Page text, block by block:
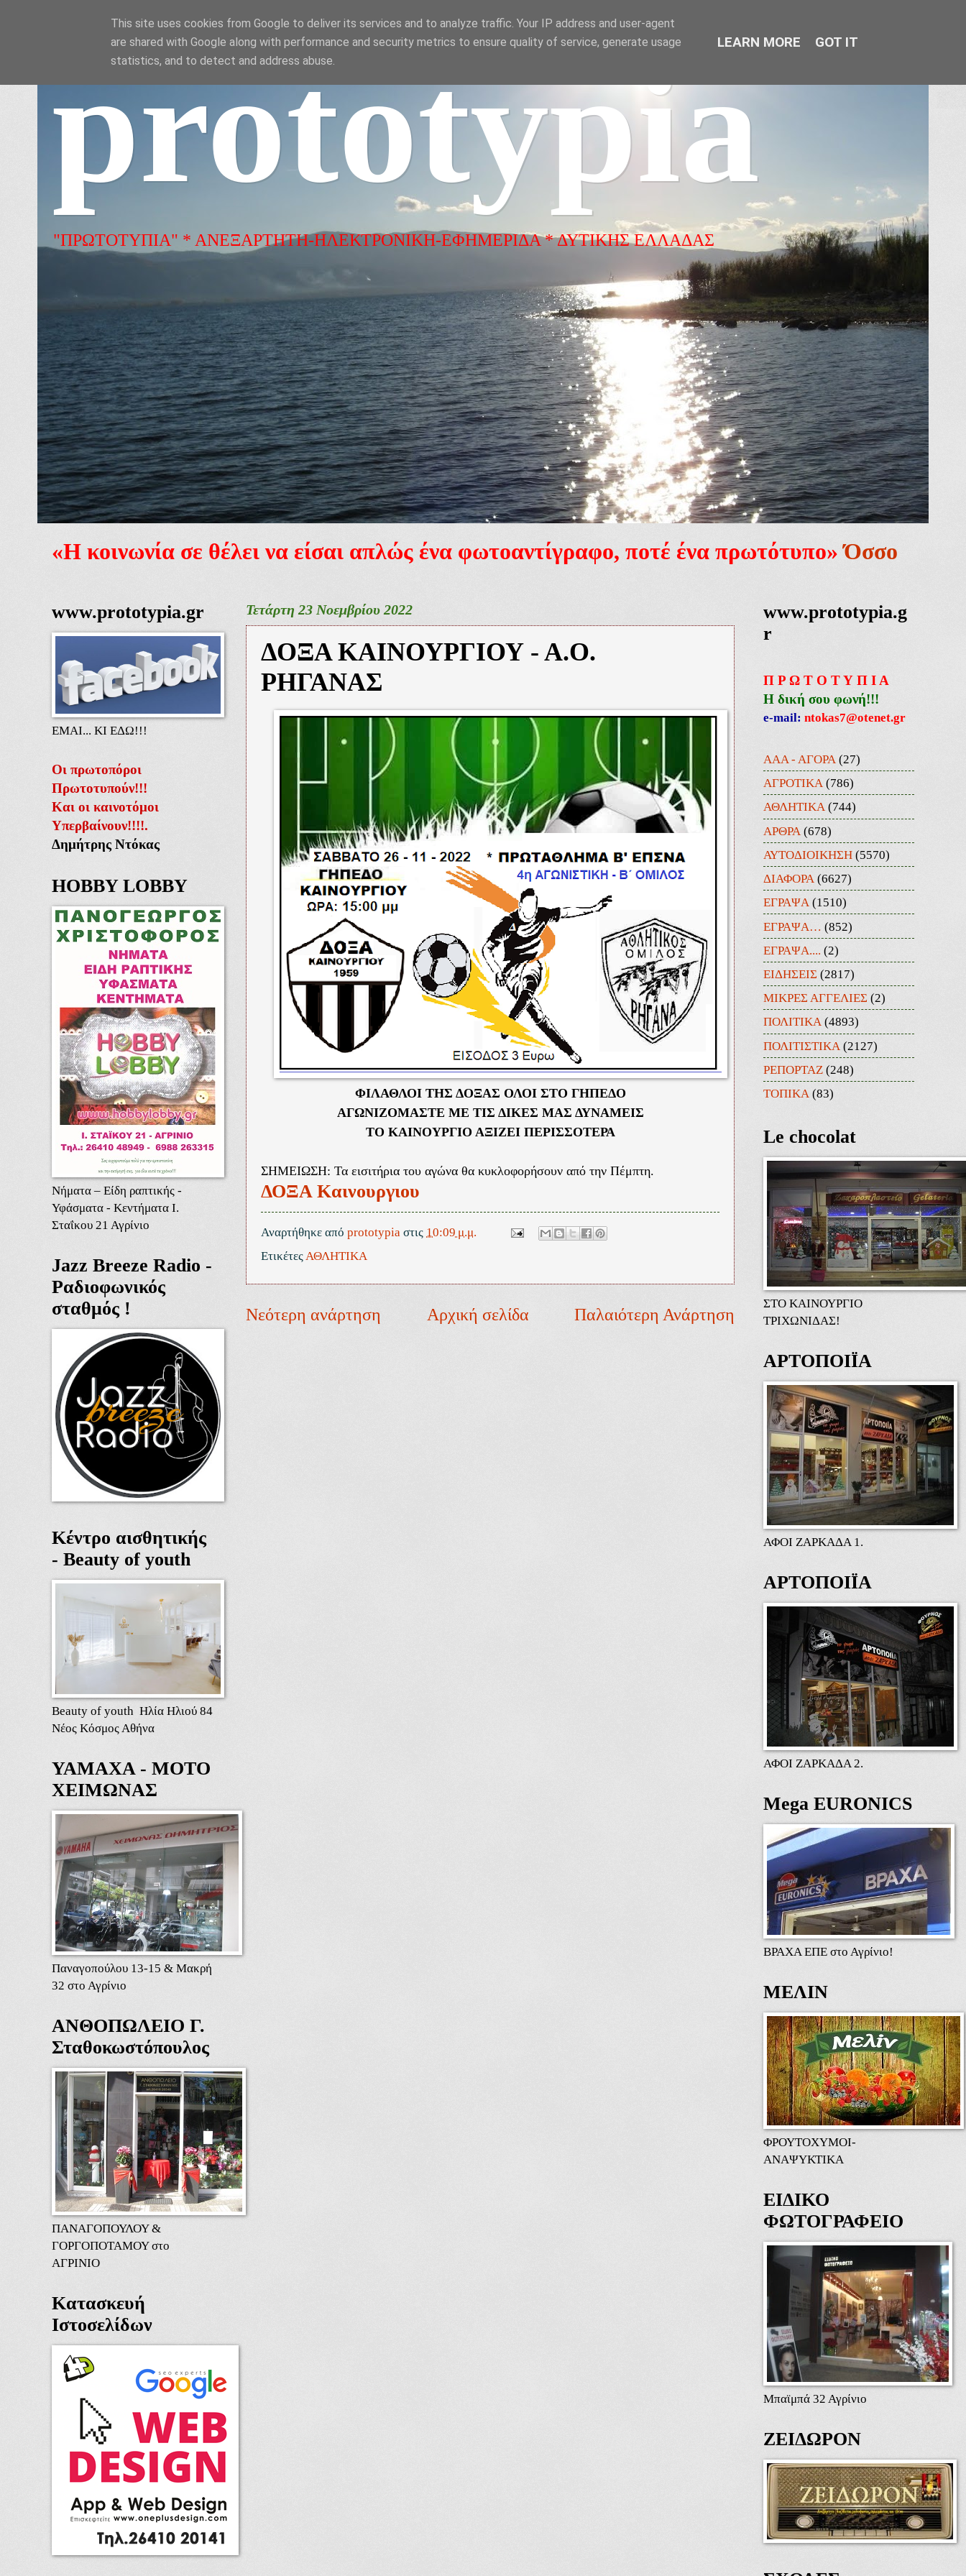
prototypia
"ΠΡΩΤΟΤΥΠΙΑ" * ΑΝΕΞΑΡΤΗΤΗ-ΗΛΕΚΤΡΟΝΙΚΗ-ΕΦΗΜΕΡΙΔΑ * ΔΥΤΙΚΗΣ ΕΛΛΑΔΑΣ
«Η κοινωνία σε θέλει να είσαι απλώς ένα φωτοαντίγραφο, ποτέ ένα πρωτότυπο» Όσσο
Τετάρτη 23 Νοεμβρίου 2022
ΔΟΞΑ ΚΑΙΝΟΥΡΓΙΟΥ - Α.Ο.
ΡΗΓΑΝΑΣ
ΦΙΛΑΘΛΟΙ ΤΗΣ ΔΟΞΑΣ ΟΛΟΙ ΣΤΟ ΓΗΠΕΔΟ
ΑΓΩΝΙΖΟΜΑΣΤΕ ΜΕ ΤΙΣ ΔΙΚΕΣ ΜΑΣ ΔΥΝΑΜΕΙΣ
ΤΟ ΚΑΙΝΟΥΡΓΙΟ ΑΞΙΖΕΙ ΠΕΡΙΣΣΟΤΕΡΑ
ΣΗΜΕΙΩΣΗ: Τα εισιτήρια του αγώνα θα κυκλοφορήσουν από την Πέμπτη.
ΔΟΞΑ Καινουργιου
Αναρτήθηκε από prototypia στις 10:09 μ.μ.
ΕτικέτεςΑΘΛΗΤΙΚΑ
Νεότερη ανάρτηση Παλαιότερη Ανάρτηση
Αρχική σελίδα
www.prototypia.gr
ΕΜΑΙ... ΚΙ ΕΔΩ!!!
Οι πρωτοπόροι
Πρωτοτυπούν!!!
Και οι καινοτόμοι
Υπερβαίνουν!!!!.
Δημήτρης Ντόκας
HOBBY LOBBY
Νήματα – Είδη ραπτικής -
Υφάσματα - Κεντήματα Ι.
Σταΐκου 21 Αγρίνιο
Jazz Breeze Radio -
Ραδιοφωνικός
σταθμός !
Κέντρο αισθητικής
- Beauty of youth
Beauty of youth Ηλία Ηλιού 84
Νέος Κόσμος Αθήνα
ΥΑΜΑΧΑ - ΜΟΤΟ
ΧΕΙΜΩΝΑΣ
Παναγοπούλου 13-15 & Μακρή
32 στο Αγρίνιο
ΑΝΘΟΠΩΛΕΙΟ Γ.
Σταθοκωστόπουλος
ΠΑΝΑΓΟΠΟΥΛΟΥ &
ΓΟΡΓΟΠΟΤΑΜΟΥ στο
ΑΓΡΙΝΙΟ
Κατασκευή
Ιστοσελίδων
www.prototypia.g
r
Π Ρ Ω Τ Ο Τ Υ Π Ι Α
Η δική σου φωνή!!!
e-mail: ntokas7@otenet.gr
ΑΑΑ - ΑΓΟΡΑ (27)
ΑΓΡΟΤΙΚΑ (786)
ΑΘΛΗΤΙΚΑ (744)
ΑΡΘΡΑ (678)
ΑΥΤΟΔΙΟΙΚΗΣΗ (5570)
ΔΙΑΦΟΡΑ (6627)
ΕΓΡΑΨΑ (1510)
ΕΓΡΑΨΑ… (852)
ΕΓΡΑΨΑ.... (2)
ΕΙΔΗΣΕΙΣ (2817)
ΜΙΚΡΕΣ ΑΓΓΕΛΙΕΣ (2)
ΠΟΛΙΤΙΚΑ (4893)
ΠΟΛΙΤΙΣΤΙΚΑ (2127)
ΡΕΠΟΡΤΑΖ (248)
ΤΟΠΙΚΑ (83)
Le chocolat
ΣΤΟ ΚΑΙΝΟΥΡΓΙΟ
ΤΡΙΧΩΝΙΔΑΣ!
ΑΡΤΟΠΟΙΪΑ
ΑΦΟΙ ΖΑΡΚΑΔΑ 1.
ΑΡΤΟΠΟΙΪΑ
ΑΦΟΙ ΖΑΡΚΑΔΑ 2.
Mega EURONICS
ΒΡΑΧΑ ΕΠΕ στο Αγρίνιο!
ΜΕΛΙΝ
ΦΡΟΥΤΟΧΥΜΟΙ-
ΑΝΑΨΥΚΤΙΚΑ
ΕΙΔΙΚΟ
ΦΩΤΟΓΡΑΦΕΙΟ
Μπαϊμπά 32 Αγρίνιο
ΖΕΙΔΩΡΟΝ
This site uses cookies from Google to deliver its services and to analyze traffic. Your IP address and user-agent
are shared with Google along with performance and security metrics to ensure quality of service, generate usage
statistics, and to detect and address abuse.
LEARN MORE GOT IT